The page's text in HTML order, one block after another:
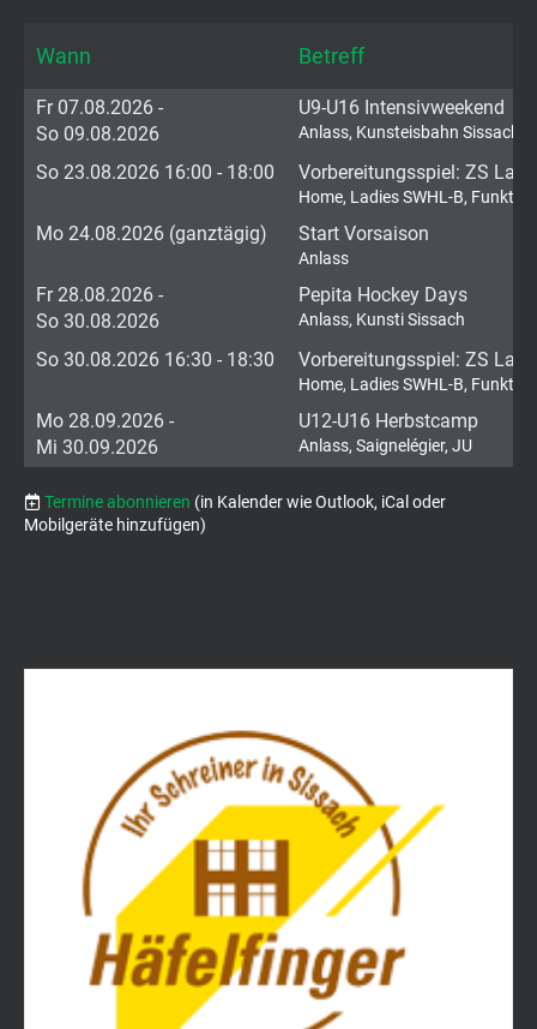
Wann Betreff
Fr 07.08.2026 -
So 09.08.2026
U9-U16 Intensivweekend
Anlass, Kunsteisbahn Sissach,
So 23.08.2026 16:00 - 18:00 Vorbereitungsspiel: ZS
Home, Ladies SWHL-B,
Mo 24.08.2026 (ganztägig) Start Vorsaison
Anlass
Fr 28.08.2026 -
So 30.08.2026
Pepita Hockey Days
Anlass, Kunsti Sissach
So 30.08.2026 16:30 - 18:30 Vorbereitungsspiel: ZS
Home, Ladies SWHL-B,
Mo 28.09.2026 -
Mi 30.09.2026
U12-U16 Herbstcamp
Anlass, Saignelégier, JU
Termine abonnieren (in Kalender wie Outlook, iCal oder
Mobilgeräte hinzufügen)